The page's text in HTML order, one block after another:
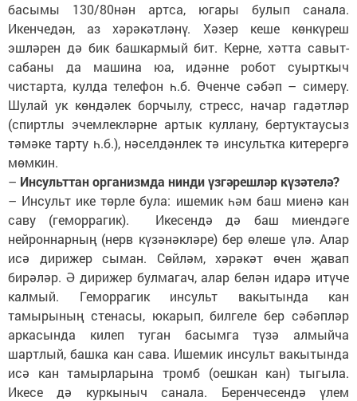
басымы 130/80нән артса, югары булып санала.
Икенчедән, аз хәрәкәтләнү. Хәзер кеше көнкүреш
эшләрен дә бик башкармый бит. Керне, хәтта савыт-
сабаны да машина юа, идәнне робот суырткыч
чистарта, кулда телефон һ.б. Өченче сәбәп – симерү.
Шулай ук көндәлек борчылу, стресс, начар гадәтләр
(спиртлы эчемлекләрне артык куллану, бертуктаусыз
тәмәке тарту һ.б.), нәселдәнлек тә инсультка китерергә
мөмкин.
– Инсульттан организмда нинди үзгәрешләр күзәтелә?
– Инсульт ике төрле була: ишемик һәм баш миенә кан
саву (геморрагик). Икесендә дә баш миендәге
нейроннарның (нерв күзәнәкләре) бер өлеше үлә. Алар
исә дирижер сыман. Сөйләм, хәрәкәт өчен җавап
бирәләр. Ә дирижер булмагач, алар белән идарә итүче
калмый. Геморрагик инсульт вакытында кан
тамырының стенасы, юкарып, билгеле бер сәбәпләр
аркасында килеп туган басымга түзә алмыйча
шартлый, башка кан сава. Ишемик инсульт вакытында
исә кан тамырларына тромб (оешкан кан) тыгыла.
Икесе дә куркыныч санала. Беренчесендә үлем